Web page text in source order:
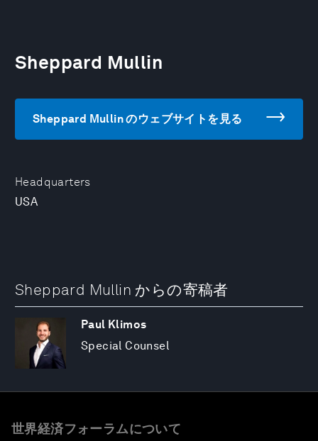
Headquarters
USA
Sheppard Mullin
Sheppard Mullin のウェブサイトを見る
Sheppard Mullin からの寄稿者
Paul Klimos
Special Counsel
世界経済フォーラムについて